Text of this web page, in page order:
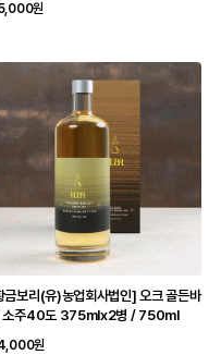
원
금보리(유)농업회사법인] 오크 골든바
소주40도 375mlx2병 / 750ml
원